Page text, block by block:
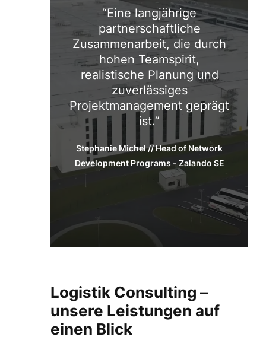
Eine langjährige
partnerschaftliche
Zusammenarbeit, die durch
hohen Teamspirit,
realistische Planung und
zuverlässiges
Projektmanagement geprägt
ist.
Stephanie Michel // Head of Network
Development Programs - Zalando SE
Logistik Consulting –
unsere Leistungen auf
einen Blick